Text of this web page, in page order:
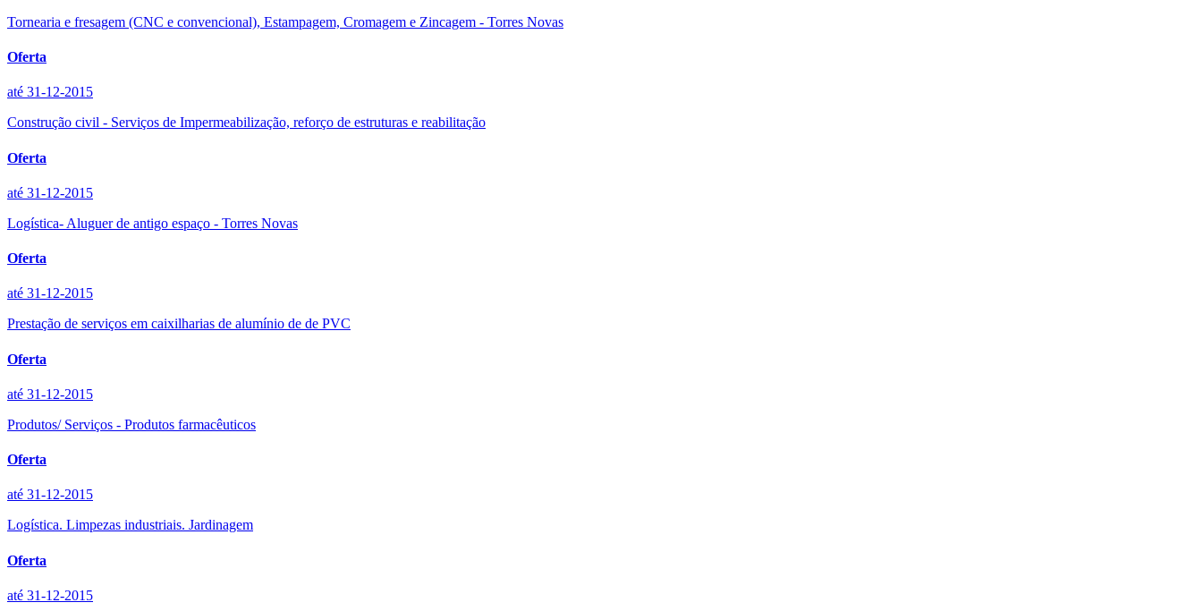
Tornearia e fresagem (CNC e convencional), Estampagem, Cromagem e Zincagem - Torres Novas
Oferta
até 31-12-2015
Construção civil - Serviços de Impermeabilização, reforço de estruturas e reabilitação
Oferta
até 31-12-2015
Logística- Aluguer de antigo espaço - Torres Novas
Oferta
até 31-12-2015
Prestação de serviços em caixilharias de alumínio de de PVC
Oferta
até 31-12-2015
Produtos/ Serviços - Produtos farmacêuticos
Oferta
até 31-12-2015
Logística. Limpezas industriais. Jardinagem
Oferta
até 31-12-2015